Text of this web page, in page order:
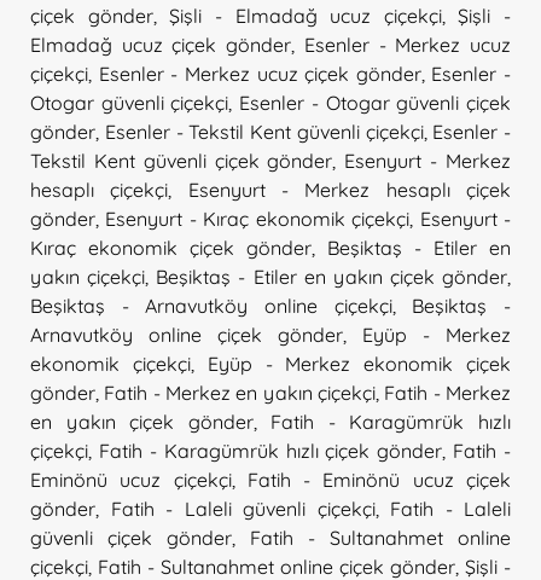
çiçek gönder,Şişli - Elmadağ ucuz çiçekçi,Şişli -
Elmadağ ucuz çiçek gönder Esenler - Merkez ucuz
çiçekçi Esenler - Merkez ucuz çiçek gönder, Esenler -
Otogar güvenli çiçekçi Esenler - Otogar güvenli çiçek
gönder Esenler - Tekstil Kent güvenli çiçekçi, Esenler -
Tekstil Kent güvenli çiçek gönder Esenyurt - Merkez
hesaplı çiçekçi
Esenyurt - Merkez hesaplı çiçek
gönder Esenyurt - Kıraç ekonomik çiçekçi Esenyurt -
Kıraç ekonomik çiçek gönder
Beşiktaş - Etiler en
yakın çiçekçi Beşiktaş - Etiler en yakın çiçek gönder
Beşiktaş - Arnavutköy online çiçekçi, Beşiktaş -
Arnavutköy online çiçek gönder
Eyüp - Merkez
ekonomik çiçekçi, Eyüp - Merkez ekonomik çiçek
gönder Fatih - Merkez en yakın çiçekçi Fatih - Merkez
en yakın çiçek gönder, Fatih - Karagümrük hızlı
çiçekçi Fatih - Karagümrük hızlı çiçek gönder Fatih -
Eminönü ucuz çiçekçi, Fatih - Eminönü ucuz çiçek
gönder
Fatih - Laleli güvenli çiçekçi, Fatih - Laleli
güvenli çiçek gönder
Fatih - Sultanahmet online
çiçekçi Fatih - Sultanahmet online çiçek gönder Şişli -